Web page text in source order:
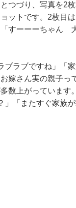
つづり、写真を2
ットです。2枚目
すーーーちゃん
ラブですね」「
嫁さん実の親子っ
数上がっています
」「またすぐ家族